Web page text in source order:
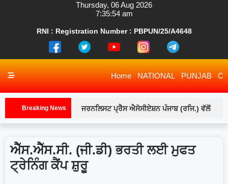
RNI : Registration Number : PBPUN/25/A4648
Home NATIONAL PUNJAB
Breaking News ਜਰਨਲਿਸਟ ਪ੍ਰੈਸ ਐਸੋਸੀਏਸ਼ਨ ਪੰਜਾਬ (ਰਜਿ.) ਵੱਲੋਂ
ਨਾਲ ਵਿਸ਼ੇਸ਼ ਮੀਟਿੰਗ-ਲੁਧਿਆਣਾ ਸਫਾਈ ਸੇਵਕ
ਸੰਗਠਨਾਂ ਵੱਲੋਂ ਦਿੱਤੇ ਗਏ ਪੰਜਾਬ ਬੰਦ ਦੇ ਸੱਦੇ ਨੂੰ ਅੱਜ ਪੂਰੇ
ਐੱਸ.ਐੱਸ.ਸੀ. (ਜੀ.ਡੀ) ਭਰਤੀ ਲਈ ਮੁਫਤ
ਟ੍ਰੇਨਿੰਗ ਕੈਂਪ ਸ਼ੁਰੂ